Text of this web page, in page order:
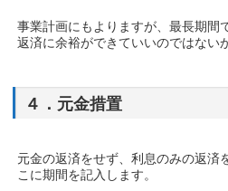
事業計画にもよりますが、最長期間
返済に余裕ができていいのではない
４．元金措置
元金の返済をせず、利息のみの返済
こに期間を記入します。